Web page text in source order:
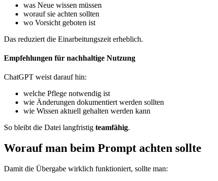
was Neue wissen müssen
worauf sie achten sollten
wo Vorsicht geboten ist
Das reduziert die Einarbeitungszeit erheblich.
Empfehlungen für nachhaltige Nutzung
ChatGPT weist darauf hin:
welche Pflege notwendig ist
wie Änderungen dokumentiert werden sollten
wie Wissen aktuell gehalten werden kann
So bleibt die Datei langfristig teamfähig.
Worauf man beim Prompt achten sollte
Damit die Übergabe wirklich funktioniert, sollte man: